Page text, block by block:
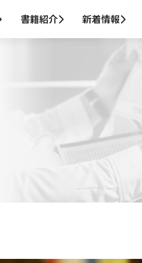
書籍紹介 新着情報